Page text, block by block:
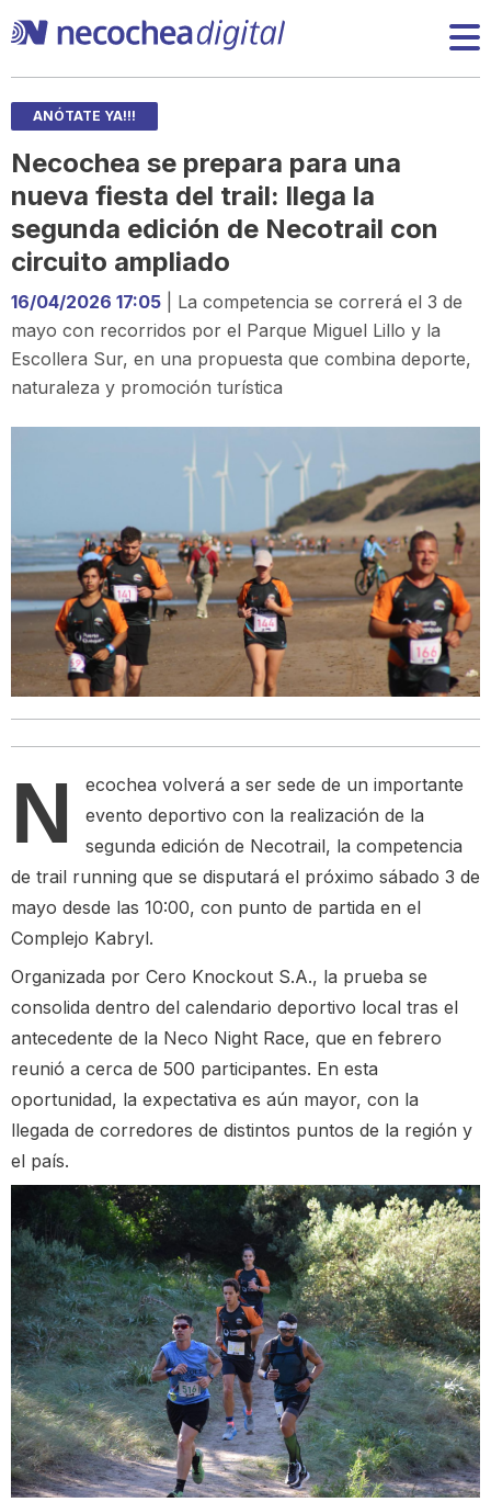
ANÓTATE YA!!!
Necochea se prepara para una
nueva fiesta del trail: llega la
segunda edición de Necotrail con
circuito ampliado
16/04/2026 17:05 | La competencia se correrá el 3 de
mayo con recorridos por el Parque Miguel Lillo y la
Escollera Sur, en una propuesta que combina deporte,
naturaleza y promoción turística
N
ecochea volverá a ser sede de un importante
evento deportivo con la realización de la
segunda edición de Necotrail, la competencia
de trail running que se disputará el próximo sábado 3 de
mayo desde las 10:00, con punto de partida en el
Complejo Kabryl.
Organizada por Cero Knockout S.A., la prueba se
consolida dentro del calendario deportivo local tras el
antecedente de la Neco Night Race, que en febrero
reunió a cerca de 500 participantes. En esta
oportunidad, la expectativa es aún mayor, con la
llegada de corredores de distintos puntos de la región y
el país.